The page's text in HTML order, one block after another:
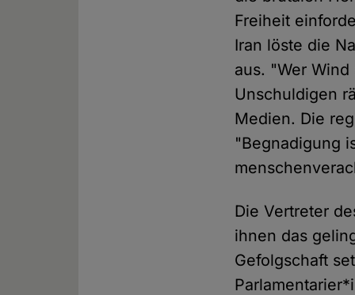
Freiheit
Iran löste die
aus. "Wer
Unschuldigen
Medien. Die
"Begnadigung
Die Vertreter
ihnen das
Gefolgschaft